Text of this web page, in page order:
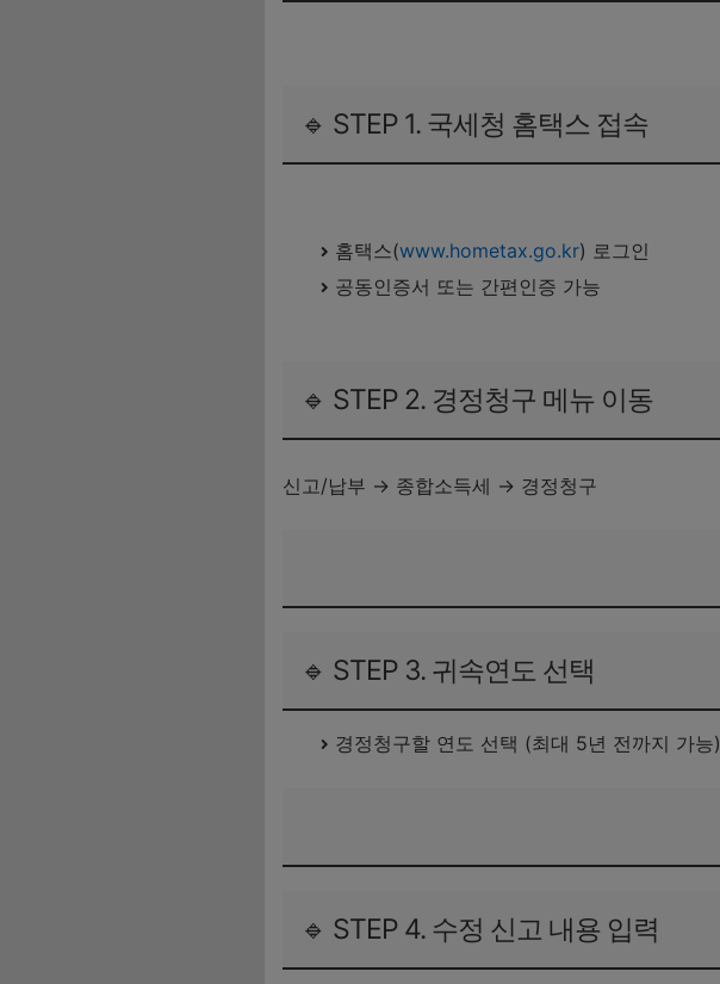
🔹 STEP 1. 국세청 홈택스 접속
홈택스(www.hometax.go.kr) 로그인
공동인증서 또는 간편인증 가능
🔹 STEP 2. 경정청구 메뉴 이동
신고/납부 → 종합소득세 → 경정청구
🔹 STEP 3. 귀속연도 선택
경정청구할 연도 선택 (최대 5년 전까지 가능)
🔹 STEP 4. 수정 신고 내용 입력